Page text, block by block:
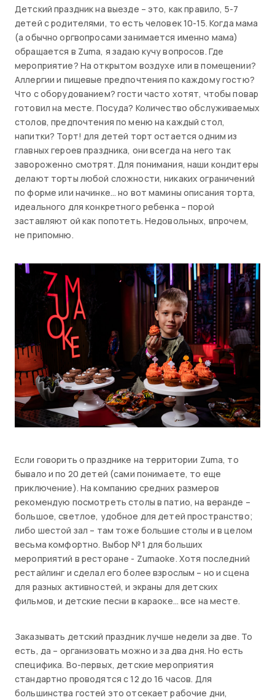
Детский праздник на выезде – это, как правило, 5-7
детей с родителями, то есть человек 10-15. Когда мама
(а обычно оргвопросами занимается именно мама)
обращается в Zuma, я задаю кучу вопросов. Где
мероприятие? На открытом воздухе или в помещении?
Аллергии и пищевые предпочтения по каждому гостю?
Что с оборудованием? гости часто хотят, чтобы повар
готовил на месте. Посуда? Количество обслуживаемых
столов, предпочтения по меню на каждый стол,
напитки? Торт! для детей торт остается одним из
главных героев праздника, они всегда на него так
завороженно смотрят. Для понимания, наши кондитеры
делают торты любой сложности, никаких ограничений
по форме или начинке… но вот мамины описания торта,
идеального для конкретного ребенка – порой
заставляют ой как попотеть. Недовольных, впрочем,
не припомню.
Если говорить о празднике на территории Zuma, то
бывало и по 20 детей (сами понимаете, то еще
приключение). На компанию средних размеров
рекомендую посмотреть столы в патио, на веранде –
большое, светлое, удобное для детей пространство;
либо шестой зал – там тоже большие столы и в целом
весьма комфортно. Выбор №1 для больших
мероприятий в ресторане - Zumaoke. Хотя последний
рестайлинг и сделал его более взрослым – но и сцена
для разных активностей, и экраны для детских
фильмов, и детские песни в караоке… все на месте.
Заказывать детский праздник лучше недели за две. То
есть, да – организовать можно и за два дня. Но есть
специфика. Во-первых, детские мероприятия
стандартно проводятся с 12 до 16 часов. Для
большинства гостей это отсекает рабочие дни,